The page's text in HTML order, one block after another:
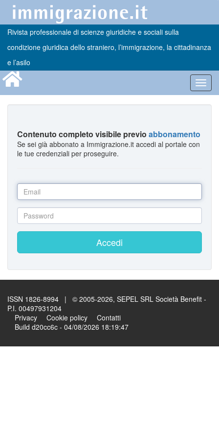
Rivista professionale di scienze giuridiche e sociali sulla
condizione giuridica dello straniero, l’immigrazione, la cittadinanza
e l’asilo
Contenuto completo visibile previo abbonamento
Se sei già abbonato a Immigrazione.it accedi al portale con
le tue credenziali per proseguire.
Accedi
ISSN 1826-8994 | © 2005-2026, SEPEL SRL Società Benefit -
P.I. 00497931204
Privacy
Cookie policy
Contatti
Build d20cc6c - 04/08/2026 18:19:47